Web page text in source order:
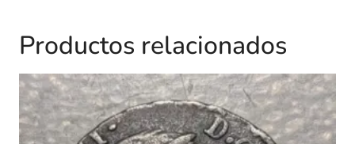
Productos relacionados